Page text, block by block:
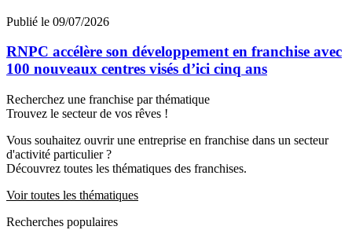
Publié le 09/07/2026
RNPC accélère son développement en franchise avec
100 nouveaux centres visés d’ici cinq ans
Recherchez une franchise par thématique
Trouvez le secteur de vos rêves !
Vous souhaitez ouvrir une entreprise en franchise dans un secteur
d'activité particulier ?
Découvrez toutes les thématiques des franchises.
Voir toutes les thématiques
Recherches populaires